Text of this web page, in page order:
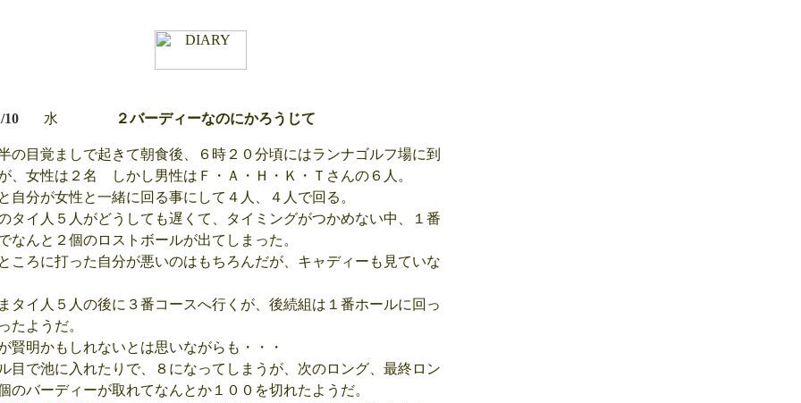
10 水 ２バーディーなのにかろうじて
の目覚ましで起きて朝食後、６時２０分頃にはランナゴルフ場に到
、女性は２名 しかし男性はＦ・Ａ・Ｈ・Ｋ・Ｔさんの６人。
自分が女性と一緒に回る事にして４人、４人で回る。
タイ人５人がどうしても遅くて、タイミングがつかめない中、１番
なんと２個のロストボールが出てしまった。
ころに打った自分が悪いのはもちろんだが、キャディーも見ていな
タイ人５人の後に３番コースへ行くが、後続組は１番ホールに回っ
たようだ。
賢明かもしれないとは思いながらも・・・
目で池に入れたりで、８になってしまうが、次のロング、最終ロン
のバーディーが取れてなんとか１００を切れたようだ。